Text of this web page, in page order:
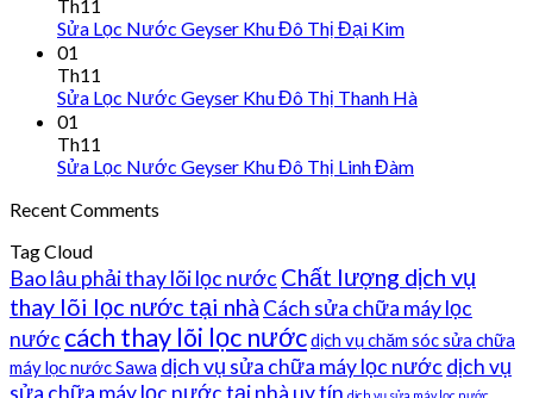
Th11
Sửa Lọc Nước Geyser Khu Đô Thị Đại Kim
01
Th11
Sửa Lọc Nước Geyser Khu Đô Thị Thanh Hà
01
Th11
Sửa Lọc Nước Geyser Khu Đô Thị Linh Đàm
Recent Comments
Tag Cloud
Bao lâu phải thay lõi lọc nước Chất lượng dịch vụ
thay lõi lọc nước tại nhà Cách sửa chữa máy lọc
nước cách thay lõi lọc nướcdịch vụ chăm sóc sửa chữa
máy lọc nước Sawa dịch vụ sửa chữa máy lọc nước dịch vụ
sửa chữa máy lọc nước tại nhà uy tín dịch vụ sửa máy lọc nước